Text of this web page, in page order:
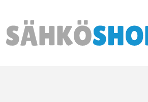
Päävalikko